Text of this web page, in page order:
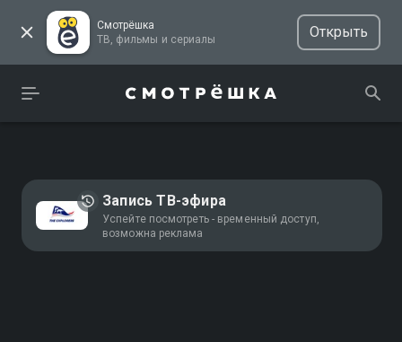
Смотрёшка
ТВ, фильмы и сериалы
Открыть
Запись ТВ-эфира
Успейте посмотреть - временный доступ,
возможна реклама